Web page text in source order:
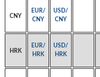
CNY
EUR/
CNY
USD/
CNY
HRK
EUR/
HRK
USD/
HRK